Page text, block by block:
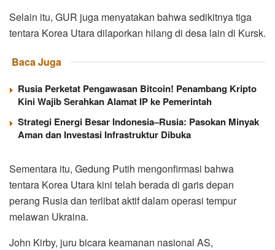
Selain itu, GUR juga menyatakan bahwa sedikitnya tiga
tentara Korea Utara dilaporkan hilang di desa lain di Kursk.
Baca Juga
Rusia Perketat Pengawasan Bitcoin! Penambang Kripto
Kini Wajib Serahkan Alamat IP ke Pemerintah
Strategi Energi Besar Indonesia–Rusia: Pasokan Minyak
Aman dan Investasi Infrastruktur Dibuka
Sementara itu, Gedung Putih mengonfirmasi bahwa
tentara Korea Utara kini telah berada di garis depan
perang Rusia dan terlibat aktif dalam operasi tempur
melawan Ukraina.
John Kirby, juru bicara keamanan nasional AS,